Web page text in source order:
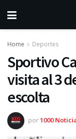
Home Deportes
Sportivo
visita al 3
escolta
por1000